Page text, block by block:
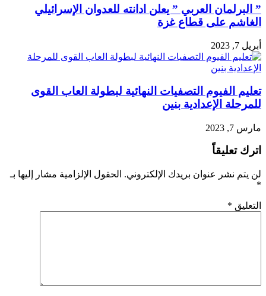
” البرلمان العربي ” يعلن ادانته للعدوان الإسرائيلي
الغاشم على قطاع غزة
أبريل 7, 2023
تعليم الفيوم التصفيات النهائية لبطولة العاب القوى
للمرحلة الإعدادية بنين
مارس 7, 2023
اترك تعليقاً
لن يتم نشر عنوان بريدك الإلكتروني. الحقول الإلزامية مشار إليها بـ
*
التعليق *